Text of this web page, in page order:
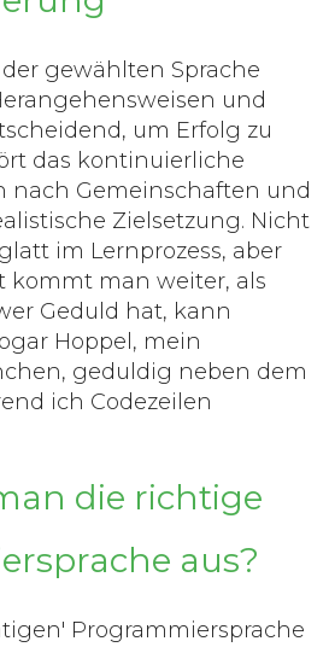
gewählten Sprache
und
um Erfolg zu
das kontinuierliche
nach Gemeinschaften und
Zielsetzung. Nicht
im Lernprozess, aber
kommt man weiter, als
Geduld hat, kann
Hoppel, mein
geduldig neben dem
ich Codezeilen
die richtige
aus?
Programmiersprache